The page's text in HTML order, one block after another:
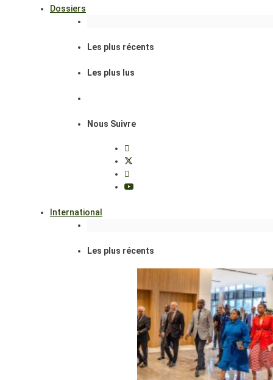
Dossiers
Les plus récents
Les plus lus
Nous Suivre
International
Les plus récents